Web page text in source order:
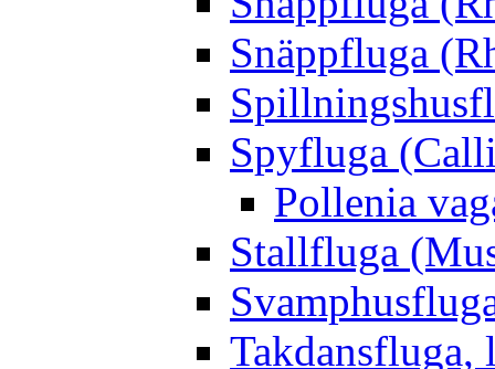
Snäppfluga
Spyfluga
Pollenia
Stallfluga
Takdansfluga,